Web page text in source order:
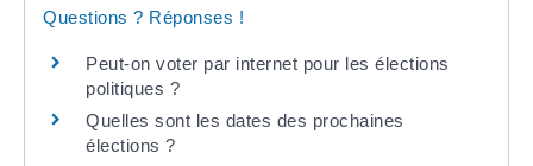
Questions ? Réponses !
Peut-on voter par internet pour les élections
politiques ?
Quelles sont les dates des prochaines
élections ?